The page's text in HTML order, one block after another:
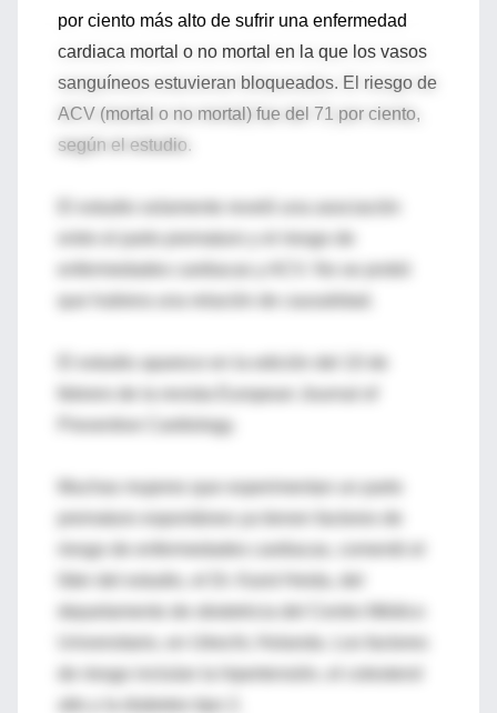
por ciento más alto de sufrir una enfermedad
cardiaca mortal o no mortal en la que los vasos
sanguíneos estuvieran bloqueados. El riesgo de
ACV (mortal o no mortal) fue del 71 por ciento,
según el estudio.
entre el parto prematuro y el riesgo de
El estudio aparece en la edición del 10 de
Preventive Cardiology.
riesgo de enfermedades cardiacas, comentó el
de riesgo incluían la hipertensión, el colesterol